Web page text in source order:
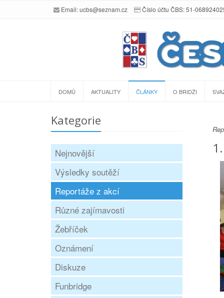
Email:ucbs@seznam.cz Číslo účtu ČBS: 51-
DOMŮ AKTUALITY ČLÁNKY O BRIDŽI
Kategorie
Nejnovější
Výsledky soutěží
Reportáže z akcí
Různé zajímavosti
Žebříček
Oznámení
Diskuze
Funbridge